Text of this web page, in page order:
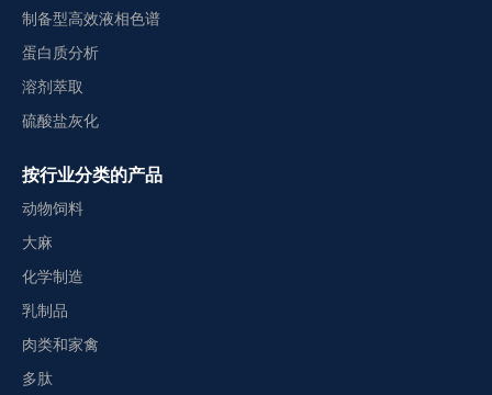
制备型高效液相色谱
蛋白质分析
溶剂萃取
硫酸盐灰化
按行业分类的产品
动物饲料
大麻
化学制造
乳制品
肉类和家禽
多肽